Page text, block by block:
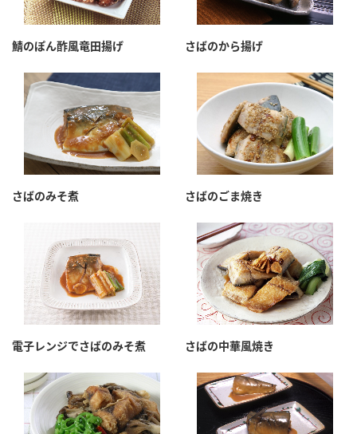
Fibee
PIN印
三ツ判山吹
千夜
スペシャルサイト
お酢を知ろう！
すしラボ
ぽん酢サワー
鍋奉行マニュアル
ミツカンのCM
ロングセラー商品 ＋ おすすめレシピ
人気商品 ＋ おすすめレシピ
ZENB initiative
MIM（ミツカンミュージアム）
各部門が大切にしていること
おいしさと健康への取り組み
キッザニア東京「ぽん酢工房」
お客様の声をいかしました
よくあるご質問
お問い合わせ
ミツカン公式通販
検索
鯖のぽん酢風竜田揚げ さばのから揚げ
さばのみそ煮 さばのごま焼き
電子レンジでさばのみそ煮 さばの中華風焼き